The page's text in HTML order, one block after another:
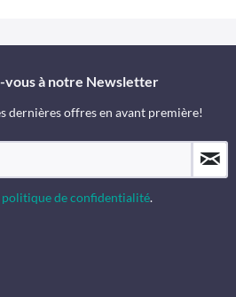
vous à notre Newsletter
dernières offres en avant première!
politique de confidentialité.